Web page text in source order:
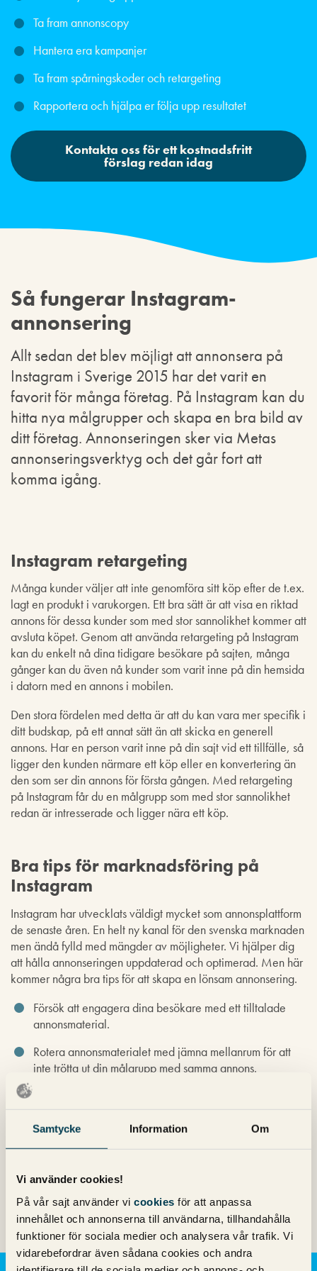
Samtycke Information Om
Vi använder cookies!
På vår sajt använder vi cookies för att anpassa
innehållet och annonserna till användarna, tillhandahålla
funktioner för sociala medier och analysera vår trafik. Vi
vidarebefordrar även sådana cookies och andra
Ta fram annonscopy
Hantera era kampanjer
Ta fram spårningskoder och retargeting
Rapportera och hjälpa er följa upp resultatet
Kontakta oss för ett kostnadsfritt
förslag redan idag
Så fungerar Instagram-
annonsering
Allt sedan det blev möjligt att annonsera på
Instagram i Sverige 2015 har det varit en
favorit för många företag. På Instagram kan du
hitta nya målgrupper och skapa en bra bild av
ditt företag. Annonseringen sker via Metas
annonseringsverktyg och det går fort att
komma igång.
Instagram retargeting
Många kunder väljer att inte genomföra sitt köp efter de t.ex.
lagt en produkt i varukorgen. Ett bra sätt är att visa en riktad
annons för dessa kunder som med stor sannolikhet kommer att
avsluta köpet. Genom att använda retargeting på Instagram
kan du enkelt nå dina tidigare besökare på sajten, många
gånger kan du även nå kunder som varit inne på din hemsida
i datorn med en annons i mobilen.
Den stora fördelen med detta är att du kan vara mer specifik i
ditt budskap, på ett annat sätt än att skicka en generell
annons. Har en person varit inne på din sajt vid ett tillfälle, så
ligger den kunden närmare ett köp eller en konvertering än
den som ser din annons för första gången. Med retargeting
på Instagram får du en målgrupp som med stor sannolikhet
redan är intresserade och ligger nära ett köp.
Bra tips för marknadsföring på
Instagram
Instagram har utvecklats väldigt mycket som annonsplattform
de senaste åren. En helt ny kanal för den svenska marknaden
men ändå fylld med mängder av möjligheter. Vi hjälper dig
att hålla annonseringen uppdaterad och optimerad. Men här
kommer några bra tips för att skapa en lönsam annonsering.
Försök att engagera dina besökare med ett tilltalade
annonsmaterial.
Rotera annonsmaterialet med jämna mellanrum för att
inte trötta ut din målgrupp med samma annons.
finnas något du kan göra ännu lite bättre.
Vill du ha hjälp med Instagram-
annonsering?